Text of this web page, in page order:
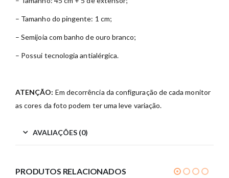
– Tamanho do pingente: 1 cm;
– Semijoia com banho de ouro branco;
– Possui tecnologia antialérgica.
ATENÇÃO: Em decorrência da configuração de cada monitor
as cores da foto podem ter uma leve variação.
AVALIAÇÕES (0)
PRODUTOS RELACIONADOS